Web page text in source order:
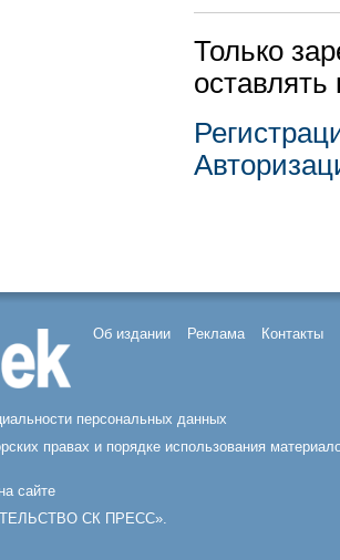
Только
Об издании Реклама Контакты
персональных данных
правах и порядке использования
сайте
СК ПРЕСС».